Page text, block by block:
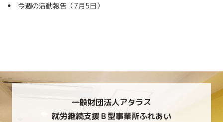
今週の活動報告（7月5日）
一般財団法人アタラス
就労継続支援Ｂ型事業所ふれあい